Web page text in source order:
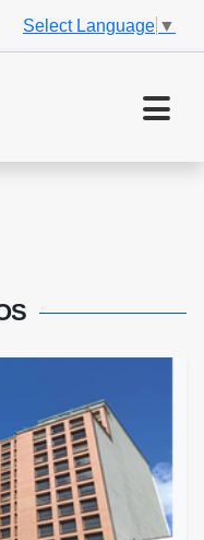
Select Language ▼